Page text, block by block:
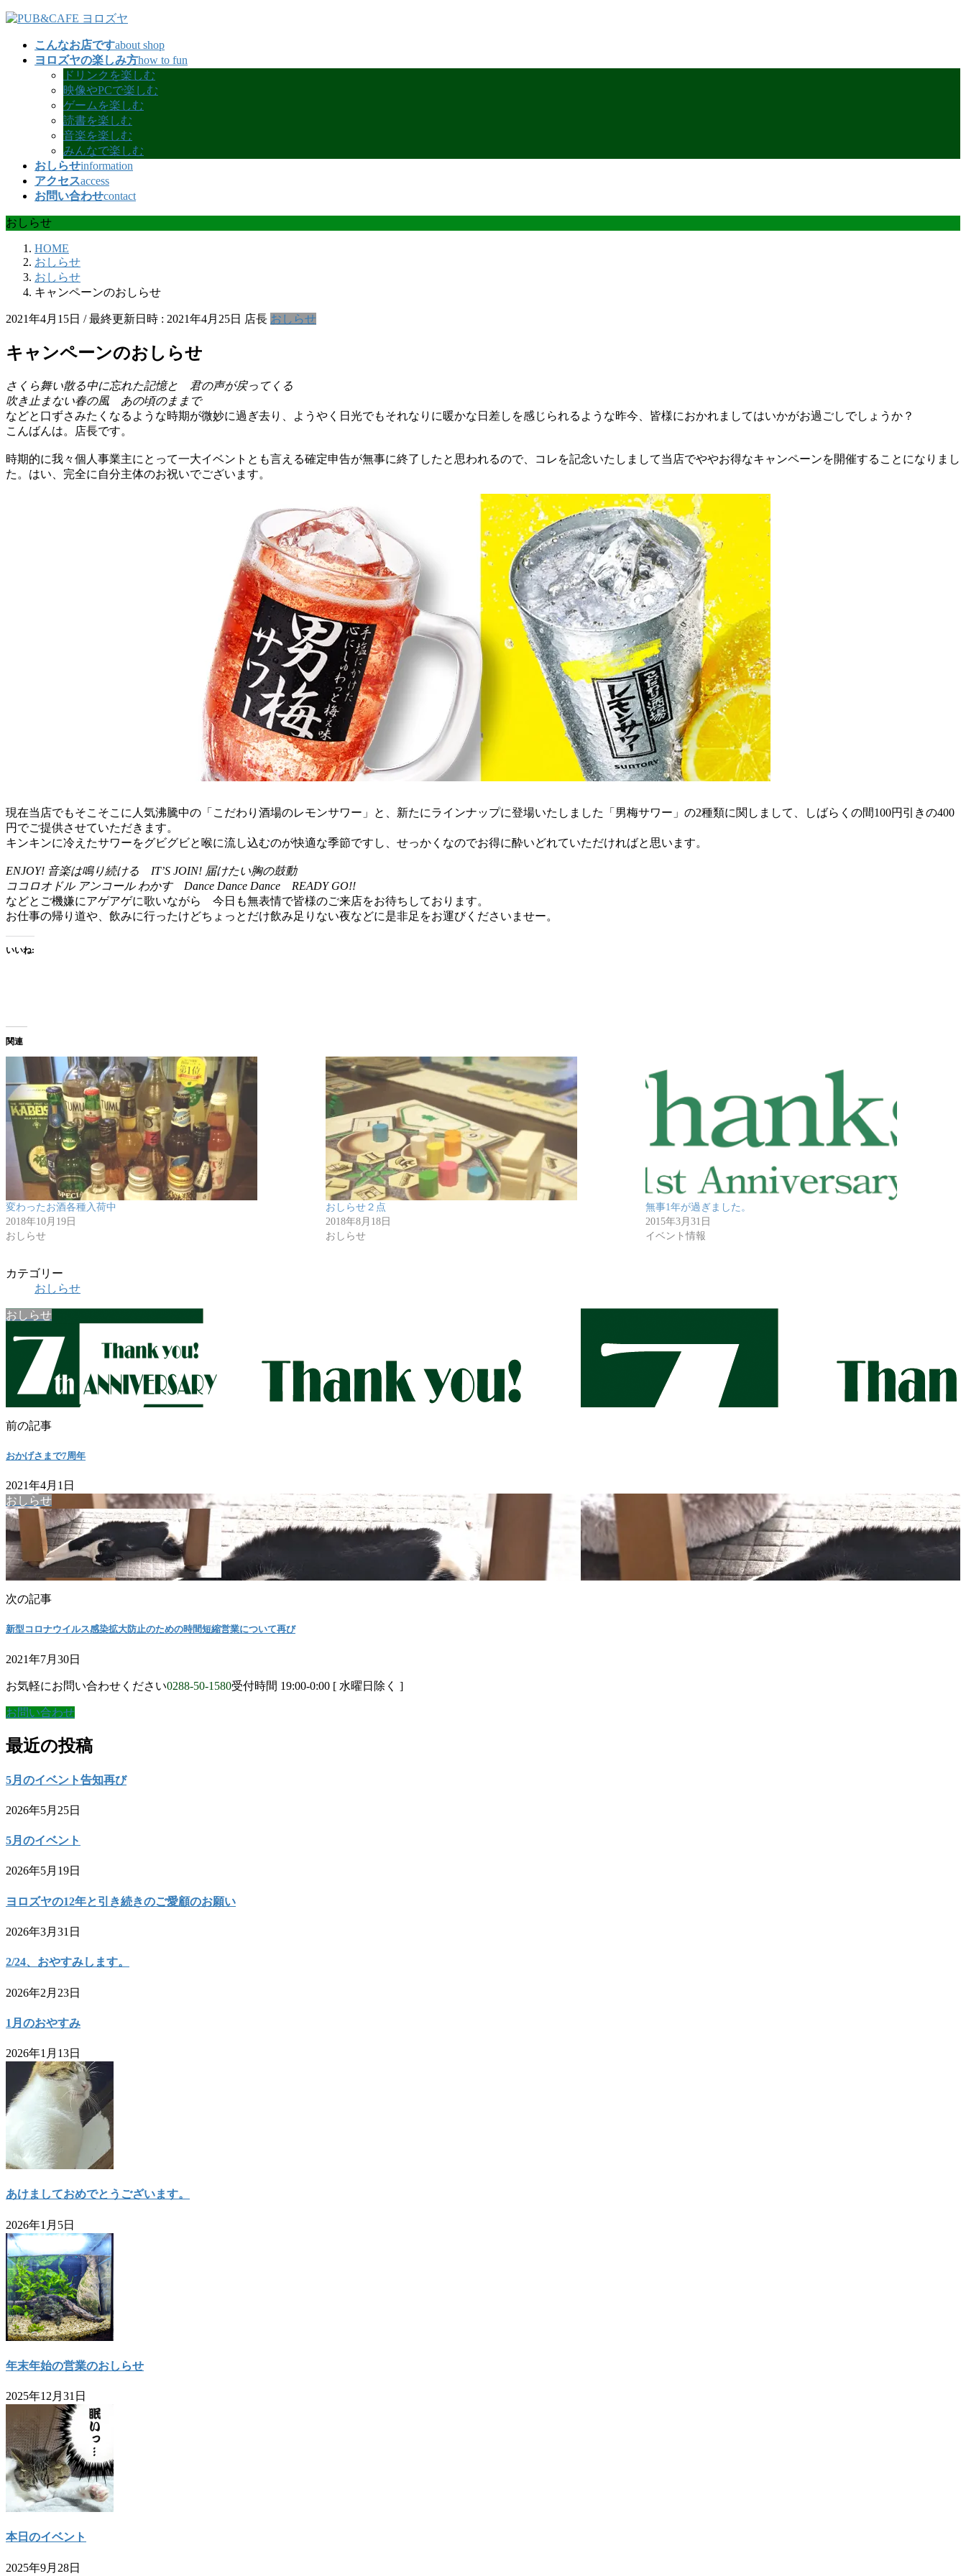
コ
ナ
こんなお店ですabout shop
ヨロズヤの楽しみ方how to fun
ドリンクを楽しむ
映像やPCで楽しむ
ゲームを楽しむ
読書を楽しむ
音楽を楽しむ
みんなで楽しむ
おしらせinformation
アクセスaccess
お問い合わせcontact
おしらせ
HOME
おしらせ
おしらせ
キャンペーンのおしらせ
2021年4月15日 / 最終更新日時 : 2021年4月25日 店長 おしらせ
キャンペーンのおしらせ
さくら舞い散る中に忘れた記憶と 君の声が戻ってくる
吹き止まない春の風 あの頃のままで
などと口ずさみたくなるような時期が微妙に過ぎ去り、ようやく日光でもそれなりに暖かな日差しを感じられるような昨今、皆様におかれましてはいかがお過ごしでしょうか？
こんばんは。店長です。
時期的に我々個人事業主にとって一大イベントとも言える確定申告が無事に終了したと思われるので、コレを記念いたしまして当店でややお得なキャンペーンを開催することになりまし
た。はい、完全に自分主体のお祝いでございます。
現在当店でもそこそこに人気沸騰中の「こだわり酒場のレモンサワー」と、新たにラインナップに登場いたしました「男梅サワー」の2種類に関しまして、しばらくの間100円引きの400
円でご提供させていただきます。
キンキンに冷えたサワーをグビグビと喉に流し込むのが快適な季節ですし、せっかくなのでお得に酔いどれていただければと思います。
ENJOY! 音楽は鳴り続ける IT’S JOIN! 届けたい胸の鼓動
ココロオドル アンコール わかす Dance Dance Dance READY GO!!
などとご機嫌にアゲアゲに歌いながら 今日も無表情で皆様のご来店をお待ちしております。
お仕事の帰り道や、飲みに行ったけどちょっとだけ飲み足りない夜などに是非足をお運びくださいませー。
いいね:
関連
変わったお酒各種入荷中
2018年10月19日
おしらせ
おしらせ２点
2018年8月18日
おしらせ
無事1年が過ぎました。
2015年3月31日
イベント情報
カテゴリー
おしらせ
おしらせ
前の記事
おかげさまで7周年
2021年4月1日
おしらせ
次の記事
新型コロナウイルス感染拡大防止のための時間短縮営業について再び
2021年7月30日
お気軽にお問い合わせください0288-50-1580受付時間 19:00-0:00 [ 水曜日除く ]
お問い合わせ
最近の投稿
5月のイベント告知再び
2026年5月25日
5月のイベント
2026年5月19日
ヨロズヤの12年と引き続きのご愛顧のお願い
2026年3月31日
2/24、おやすみします。
2026年2月23日
1月のおやすみ
2026年1月13日
あけましておめでとうございます。
2026年1月5日
年末年始の営業のおしらせ
2025年12月31日
本日のイベント
2025年9月28日